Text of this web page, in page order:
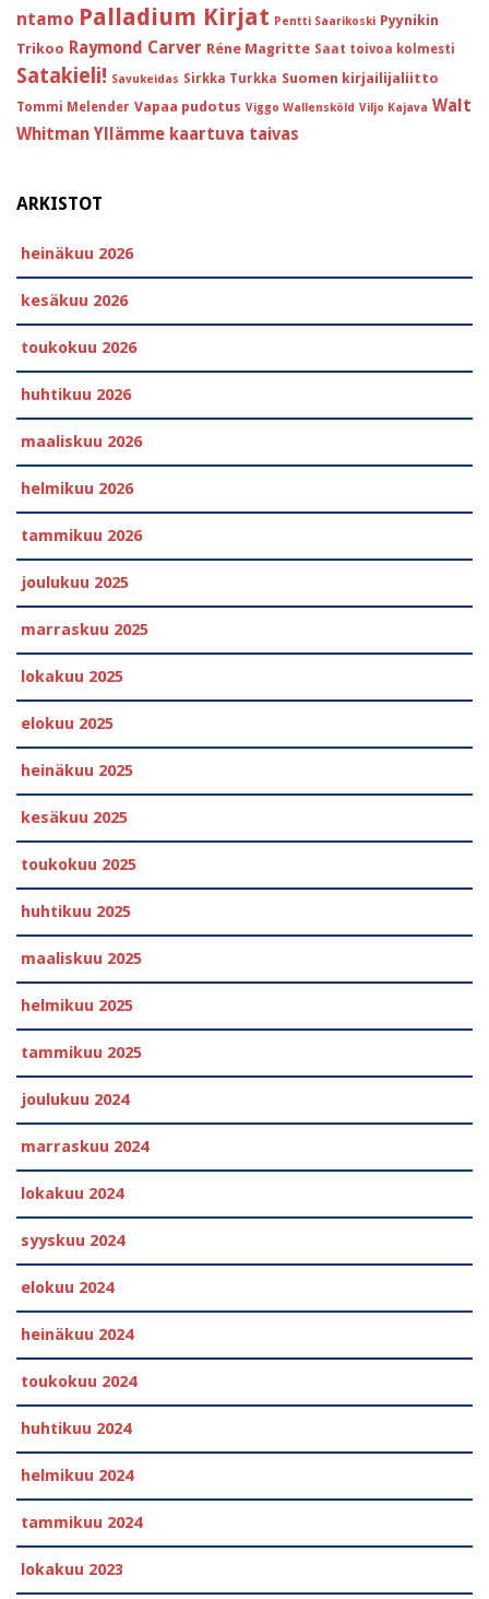
ntamo Palladium Kirjat Pentti Saarikoski Pyynikin
Trikoo Raymond Carver Réne Magritte Saat toivoa kolmesti
Satakieli! Savukeidas Sirkka Turkka Suomen kirjailijaliitto
Tommi Melender Vapaa pudotus Viggo Wallensköld Viljo Kajava Walt
Whitman Yllämme kaartuva taivas
ARKISTOT
heinäkuu 2026
kesäkuu 2026
toukokuu 2026
huhtikuu 2026
maaliskuu 2026
helmikuu 2026
tammikuu 2026
joulukuu 2025
marraskuu 2025
lokakuu 2025
elokuu 2025
heinäkuu 2025
kesäkuu 2025
toukokuu 2025
huhtikuu 2025
maaliskuu 2025
helmikuu 2025
tammikuu 2025
joulukuu 2024
marraskuu 2024
lokakuu 2024
syyskuu 2024
elokuu 2024
heinäkuu 2024
toukokuu 2024
huhtikuu 2024
helmikuu 2024
tammikuu 2024
lokakuu 2023